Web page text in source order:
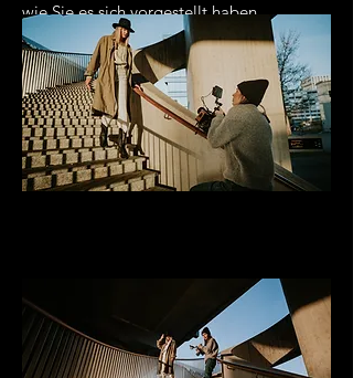
wie Sie es sich vorgestellt haben.